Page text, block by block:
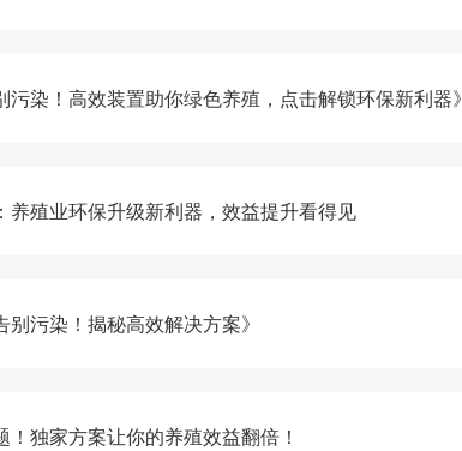
污染！高效装置助你绿色养殖，点击解锁环保新利器》
养殖业环保升级新利器，效益提升看得见
污染！揭秘高效解决方案》
！独家方案让你的养殖效益翻倍！